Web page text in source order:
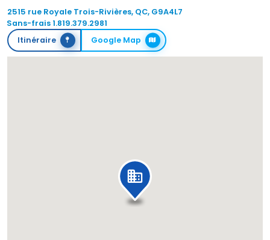
2515 rue Royale Trois-Rivières, QC, G9A4L7
Sans-frais 1.819.379.2981
Itinéraire
Google Map